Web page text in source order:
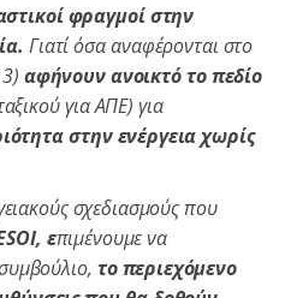
φραγμοί στην
Γιατί όσα αναφέρονται στο
αφήνουν ανοικτό το πεδίο
για ΑΠΕ) για
στην ενέργεια χωρίς
σχεδιασμούς που
επιμένουμε να
το περιεχόμενο